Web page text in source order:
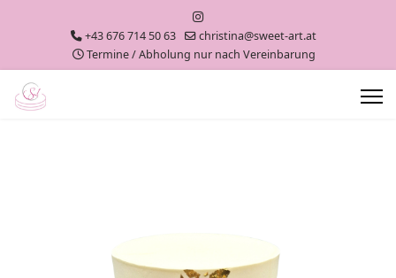
+43 676 714 50 63
christina@sweet-art.at
Termine / Abholung nur nach Vereinbarung